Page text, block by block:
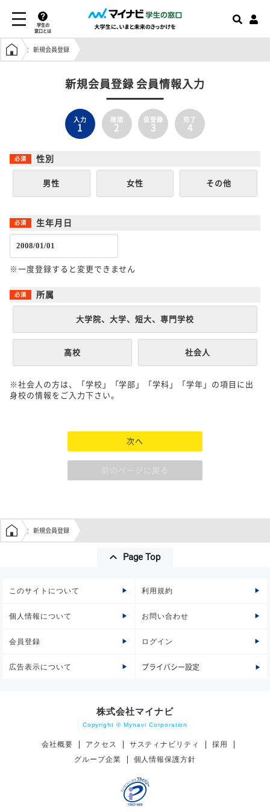
学生の
窓口とは
学生の窓口トップ
新規会員登録
新規会員登録 会員情報入力
入力
1
確認
2
仮登録
3
完了
4
性別
男性 女性 その他
生年月日
※一度登録すると変更できません
所属
大学院、大学、短大、専門学校
高校 社会人
※社会人の方は、「学校」「学部」「学科」「学年」の項目に出
身校の情報をご入力下さい。
次へ
前のページに戻る
学生の窓口トップ
新規会員登録
Page Top
このサイトについて 利用規約
個人情報について お問い合わせ
会員登録 ログイン
広告表示について プライバシー設定
株式会社マイナビ
Copyright © Mynavi Corporation
会社概要 アクセス サスティナビリティ
採用
グループ企業
個人情報保護方針